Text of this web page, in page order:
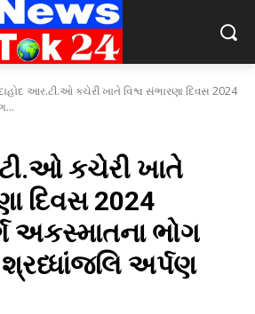
આર.ટી.ઓ કચેરી ખાતે વિશ્વ સંભારણા દિવસ 2024
કચેરી ખાતે
દિવસ 2024
અકસ્માતના ભોગ
અર્પણ